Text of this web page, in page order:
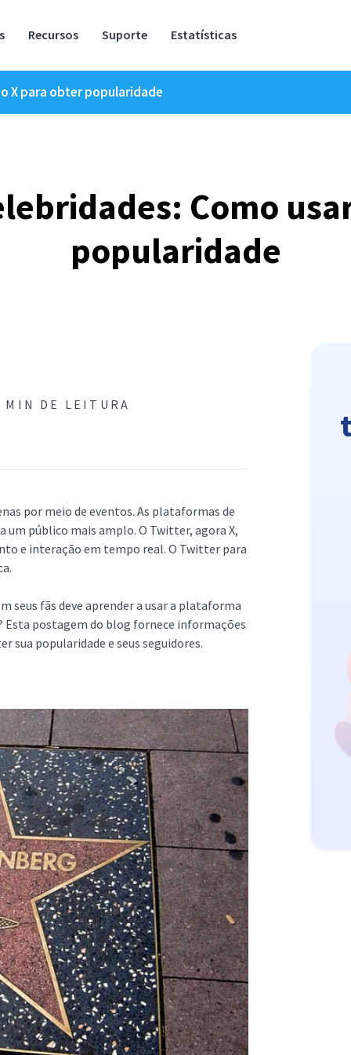
Recursos Suporte Estatísticas
X para obter popularidade
Como
popularidade
MIN DE LEITURA
por meio de eventos. As plataformas de
um público mais amplo. O Twitter, agora X,
e interação em tempo real. O Twitter para
seus fãs deve aprender a usar a plataforma
Esta postagem do blog fornece informações
sua popularidade e seus seguidores.